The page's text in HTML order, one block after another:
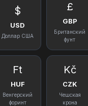
$
USD
Доллар США
£
GBP
Британский
фунт
Ft
HUF
Венгерский
форинт
Kč
CZK
Чешская
крона